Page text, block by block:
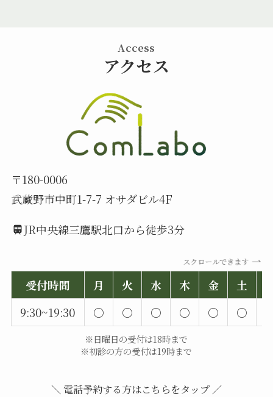
Access
アクセス
〒180-0006
武蔵野市中町1-7-7 オサダビル4F
JR中央線三鷹駅北口から徒歩3分
スクロールできます
受付時間 月 火 水 木 金 土
9:30~19:30
○ ○ ○ ○ ○ ○
※日曜日の受付は18時まで
※初診の方の受付は19時まで
＼ 電話予約する方はこちらをタップ ／